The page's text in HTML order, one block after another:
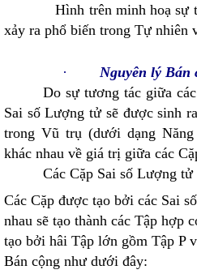
Hình trên minh hoạ sự
xảy ra phổ biến trong Tự nhiên
· Nguyên lý Bán
Do sự tương tác giữa
Sai số Lượng tử sẽ được sinh
trong Vũ trụ (dưới dạng
khác nhau về giá trị giữa các
Các Cặp Sai số Lượng
Các Cặp được tạo bởi các Sai
nhau sẽ tạo thành các Tập hợp
tạo bởi hâi Tập lớn gồm Tập P
Bán cộng như dưới đây: